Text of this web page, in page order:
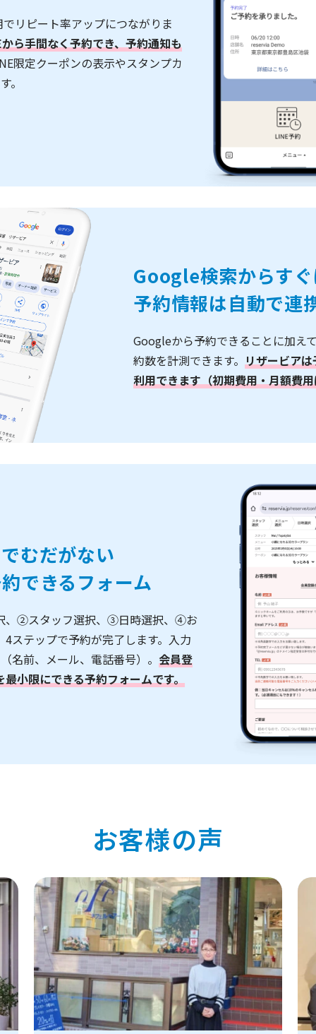
リピート率アップにつながりま
ら手間なく予約でき、予約通知も
限定クーポンの表示やスタンプカ
。
Google検索からす
予約情報は自動で連
Googleから予約できることに加え
約数を計測できます。 リザービア
利用できます（初期費用・月額費
むだがない
できるフォーム
、②スタッフ選択、③日時選択、④お
4ステップで予約が完了します。入力
名前、メール、電話番号）。 会員登
小限にできる予約フォームです。
お客様の声